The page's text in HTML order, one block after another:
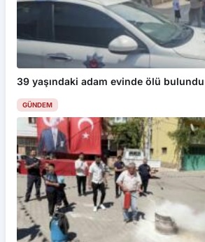
39 yaşındaki adam evinde ölü bulundu
GÜNDEM